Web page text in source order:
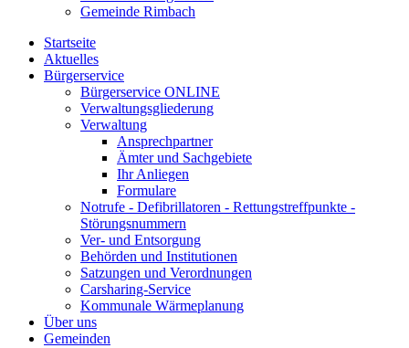
Gemeinde Rimbach
Startseite
Aktuelles
Bürgerservice
Bürgerservice ONLINE
Verwaltungsgliederung
Verwaltung
Ansprechpartner
Ämter und Sachgebiete
Ihr Anliegen
Formulare
Notrufe - Defibrillatoren - Rettungstreffpunkte -
Störungsnummern
Ver- und Entsorgung
Behörden und Institutionen
Satzungen und Verordnungen
Carsharing-Service
Kommunale Wärmeplanung
Über uns
Gemeinden